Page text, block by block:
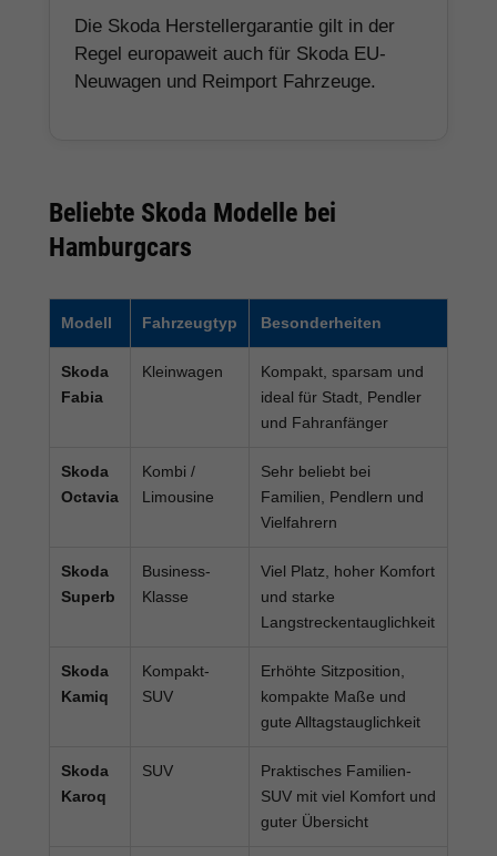
Die Skoda Herstellergarantie gilt in der
Regel europaweit auch für Skoda EU-
Neuwagen und Reimport Fahrzeuge.
Beliebte Skoda Modelle bei
Hamburgcars
Modell Fahrzeugtyp Besonderheiten
Skoda
Fabia
Kleinwagen
Kompakt, sparsam und
ideal für Stadt, Pendler
und Fahranfänger
Skoda
Octavia
Kombi /
Limousine
Sehr beliebt bei
Familien, Pendlern und
Vielfahrern
Skoda
Superb
Business-
Klasse
Viel Platz, hoher Komfort
und starke
Langstreckentauglichkeit
Skoda
Kamiq
Kompakt-
SUV
Erhöhte Sitzposition,
kompakte Maße und
gute Alltagstauglichkeit
Skoda
Karoq
SUV
Praktisches Familien-
SUV mit viel Komfort und
guter Übersicht